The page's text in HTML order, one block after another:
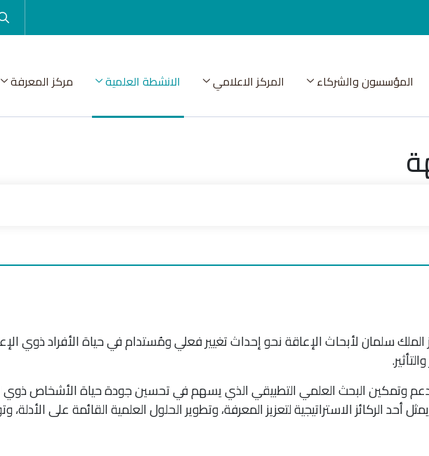
المؤسسون والشركاء المركز الاعلامي الانشطة العلمية مركز المعرفة
سلمان لأبحاث الإعاقة نحو إحداث تغيير فعلي ومُستدام في حياة الأفراد ذوي
بدعم وتمكين البحث العلمي التطبيقي الذي يسهم في تحسين جودة حياة الأشخاص ذوي
الركائز الاستراتيجية لتعزيز المعرفة، وتطوير الحلول العلمية القائمة على الأدلة،